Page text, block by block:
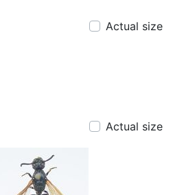
Actual size
Actual size